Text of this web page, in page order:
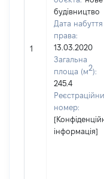
1
будівництво
Дата набуття
права:
13.03.2020
Загальна
площа (м2):
245.4
номер:
інформація]